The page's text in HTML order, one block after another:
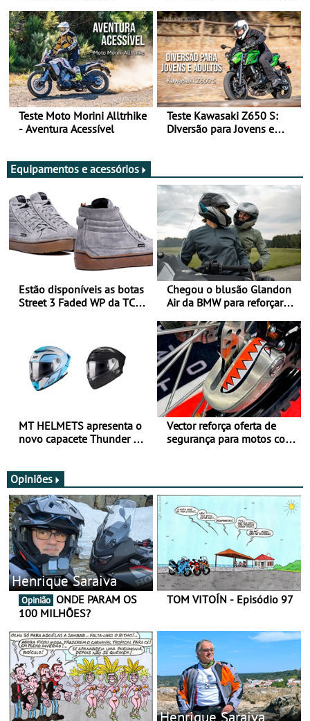
Teste Moto Morini Alltrhike
- Aventura Acessível
Teste Kawasaki Z650 S:
Diversão para Jovens e
Equipamentos e acessórios
Estão disponíveis as botas
Street 3 Faded WP da TCX
Chegou o blusão Glandon
Air da BMW para reforçar
verão
MT HELMETS apresenta o
novo capacete Thunder 4 R
Vector reforça oferta de
segurança para motos com
Opiniões
Henrique Saraiva
Opinião
100 MILHÕES?
TOM VITOÍN - Episódio 97
Henrique Saraiva